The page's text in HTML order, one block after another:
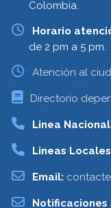
Colombia.
Horario
de 2 pm a 5 pm.
Atención al
Directorio
Linea
Lineas
Email:
Notificaciones